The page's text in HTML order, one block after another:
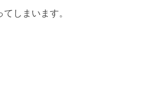
しまいます。